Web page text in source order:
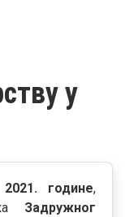
у
године,
Задружног